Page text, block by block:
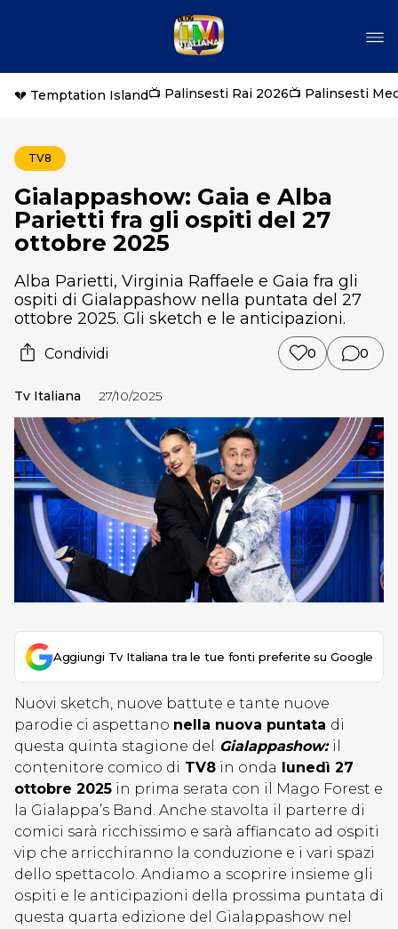
💔 Temptation Island📺 Palinsesti Rai 2026📺 Palinsesti
TV8
Gialappashow: Gaia e Alba
Parietti fra gli ospiti del 27
ottobre 2025
Alba Parietti, Virginia Raffaele e Gaia fra gli
ospiti di Gialappashow nella puntata del 27
ottobre 2025. Gli sketch e le anticipazioni.
Condividi 0 0
Tv Italiana 27/10/2025
Aggiungi Tv Italiana tra le tue fonti preferite su Google
Nuovi sketch, nuove battute e tante nuove
parodie ci aspettano nella nuova puntata di
questa quinta stagione del
Gialappashow: il
contenitore comico di TV8 in onda lunedì 27
ottobre 2025 in prima serata con il Mago Forest e
la Gialappa’s Band. Anche stavolta il parterre di
comici sarà ricchissimo e sarà affiancato ad ospiti
vip che arricchiranno la conduzione e i vari spazi
dello spettacolo. Andiamo a scoprire insieme gli
ospiti e le anticipazioni della prossima puntata di
questa quarta edizione del Gialappashow nel